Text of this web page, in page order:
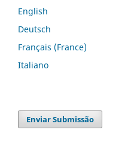
English
Deutsch
Français (France)
Italiano
Enviar Submissão